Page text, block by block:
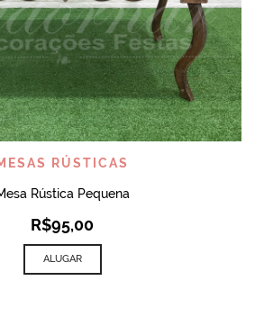
RÚSTICAS
Rústica Pequena
R$95,00
ALUGAR